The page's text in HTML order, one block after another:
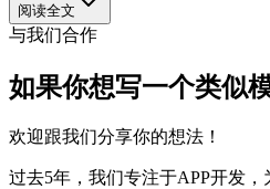
阅读全文
与我们合作
如果你想写一个类似
欢迎跟我们分享你的想法！
过去5年，我们专注于APP开发，